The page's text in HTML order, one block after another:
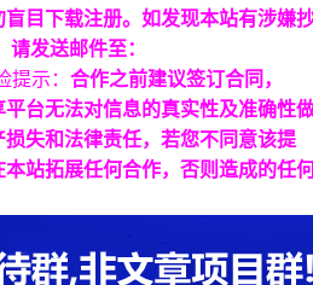
目下载注册。如发现本站有涉嫌
发送邮件至：
提示： 合作之前建议签订合同，
台无法对信息的真实性及准确性
失和法律责任，若您不同意该提
站拓展任何合作，否则造成的任